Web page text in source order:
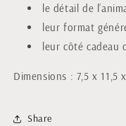
le détail de
leur format
leur côté cadeau
Dimensions : 7,5 x 11,5
Share